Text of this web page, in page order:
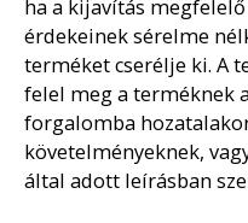
ha a kijavítás
érdekeinek sérelme
terméket cserélje ki. A
felel meg a terméknek
forgalomba
követelményeknek,
által adott leírásban